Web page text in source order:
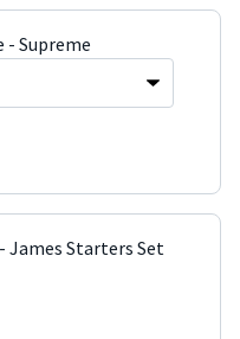
Supreme
James Starters Set